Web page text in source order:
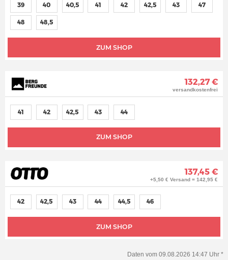
ZUM SHOP
39 40 40,5 41 42 42,5 43 47
48 48,5
132,27 €
versandkostenfrei
ZUM SHOP
41 42 42,5 43 44
137,45 €
+5,50 € Versand = 142,95 €
ZUM SHOP
42 42,5 43 44 44,5 46
Daten vom 09.08.2026 14:47 Uhr *